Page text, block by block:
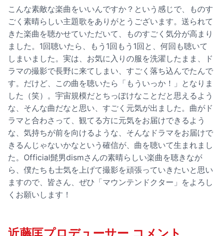
こんな素敵な楽曲をいいんですか？という感じで、ものす
ごく素晴らしい主題歌をありがとうございます。送られて
きた楽曲を聴かせていただいて、ものすごく気分が高まり
ました。1回聴いたら、もう1回もう1回と、何回も聴いて
しまいました。実は、お気に入りの服を洗濯したまま、ド
ラマの撮影で長野に来てしまい、すごく落ち込んでたんで
す。だけど、この曲を聴いたら「もういっか！」となりま
した（笑）。宇宙規模だとちっぽけなことだと思えるよう
な、そんな曲だなと思い、すごく元気が出ました。曲がド
ラマと合わさって、観てる方に元気をお届けできるよう
な、気持ちが前を向けるような、そんなドラマをお届けで
きるんじゃないかなという確信が、曲を聴いて生まれまし
た。Official髭男dismさんの素晴らしい楽曲を聴きなが
ら、僕たちも士気を上げて撮影を頑張っていきたいと思い
ますので、皆さん、ぜひ「マウンテンドクター」をよろし
くお願いします！